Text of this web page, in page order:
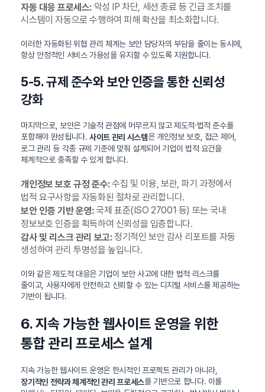
자동 대응 프로세스:악성 IP 차단, 세션 종료 등 긴급 조치를
시스템이 자동으로 수행하여 피해 확산을 최소화합니다.
이러한 자동화된 위협 관리 체계는 보안 담당자의 부담을 줄이는 동시에,
항상 안정적인 서비스 가용성을 유지할 수 있도록 지원합니다.
5-5. 규제 준수와 보안 인증을 통한 신뢰성
강화
마지막으로, 보안은 기술적 관점에 머무르지 않고 제도적·법적 준수를
포함해야 완성됩니다.사이트 관리 시스템은 개인정보 보호, 접근 제어,
로그 관리 등 각종 규제 기준에 맞춰 설계되어 기업이 법적 요건을
체계적으로 충족할 수 있게 합니다.
개인정보 보호 규정 준수:수집 및 이용, 보관, 파기 과정에서
법적 요구사항을 자동화된 절차로 관리합니다.
보안 인증 기반 운영:국제 표준(ISO 27001 등) 또는 국내
정보보호 인증을 획득하여 신뢰성을 입증합니다.
감사 및 리스크 관리 보고:정기적인 보안 감사 리포트를 자동
생성하여 관리 투명성을 높입니다.
이와 같은 제도적 대응은 기업이 보안 사고에 대한 법적 리스크를
줄이고, 사용자에게 안전하고 신뢰할 수 있는 디지털 서비스를 제공하는
기반이 됩니다.
6. 지속 가능한 웹사이트 운영을 위한
통합 관리 프로세스 설계
지속 가능한 웹사이트 운영은 한시적인 프로젝트 관리가 아니라,
장기적인 전략과 체계적인 관리 프로세스를 기반으로 합니다. 이를